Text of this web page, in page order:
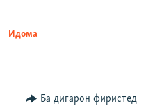
Идома
Ба дигарон фиристед